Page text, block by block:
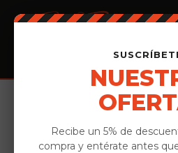
Recibe un 5% de
compra y entérate antes
›Teodoro Tinto –